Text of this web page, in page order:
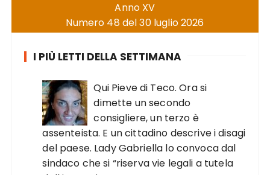
Anno XV
Numero 48 del 30 luglio 2026
I PIÙ LETTI DELLA SETTIMANA
Qui Pieve di Teco. Ora si
dimette un secondo
consigliere, un terzo è
assenteista. E un cittadino descrive i disagi
del paese. Lady Gabriella lo convoca dal
sindaco che si “riserva vie legali a tutela